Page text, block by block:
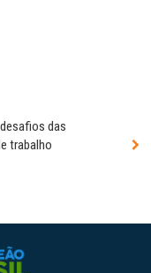
das
trabalho